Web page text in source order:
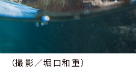
（撮影／堀口和重）